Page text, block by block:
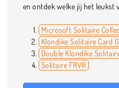
en ontdek welke jij het leukst
Microsoft Solitaire
Klondike Solitaire Card
Double Klondike
Solitaire FRVR